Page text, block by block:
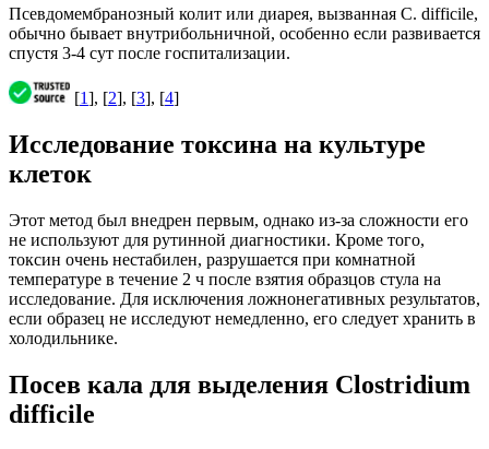
Псевдомембранозный колит или диарея, вызванная С. difficile,
обычно бывает внутрибольничной, особенно если развивается
спустя 3-4 сут после госпитализации.
[1], [2], [3], [4]
Исследование токсина на культуре
клеток
Этот метод был внедрен первым, однако из-за сложности его
не используют для рутинной диагностики. Кроме того,
токсин очень нестабилен, разрушается при комнатной
температуре в течение 2 ч после взятия образцов стула на
исследование. Для исключения ложнонегативных результатов,
если образец не исследуют немедленно, его следует хранить в
холодильнике.
Посев кала для выделения Clostridium
difficile